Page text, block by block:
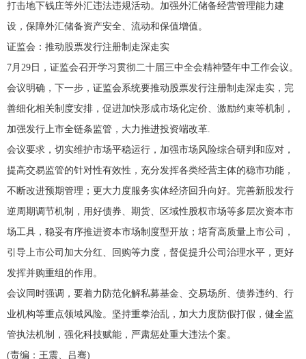
打击地下钱庄等外汇违法违规活动。加强外汇储备经营管理能力建
设，保障外汇储备资产安全、流动和保值增值。
证监会：推动股票发行注册制走深走实
7月29日，证监会召开学习贯彻二十届三中全会精神暨年中工作会议。
会议明确，下一步，证监会系统要推动股票发行注册制走深走实，完
善细化相关制度安排，促进加快形成市场化定价、激励约束等机制，
加强发行上市全链条监管，大力推进投资端改革.
会议要求，切实维护市场平稳运行，加强市场风险综合研判和应对，
提高交易监管的针对性有效性，充分发挥各类经营主体的稳市功能，
不断改进预期管理；更大力度服务实体经济回升向好。完善新股发行
逆周期调节机制，用好债券、期货、区域性股权市场等多层次资本市
场工具，稳妥有序推进资本市场制度型开放；培育高质量上市公司，
引导上市公司加大分红、回购等力度，督促提升公司治理水平，更好
发挥并购重组的作用。
会议同时强调，要着力防范化解私募基金、交易场所、债券违约、行
业机构等重点领域风险。坚持重拳治乱，加大力度防假打假，健全监
管执法机制，强化科技赋能，严肃惩处重大违法个案。
(责编：王震、吕骞)